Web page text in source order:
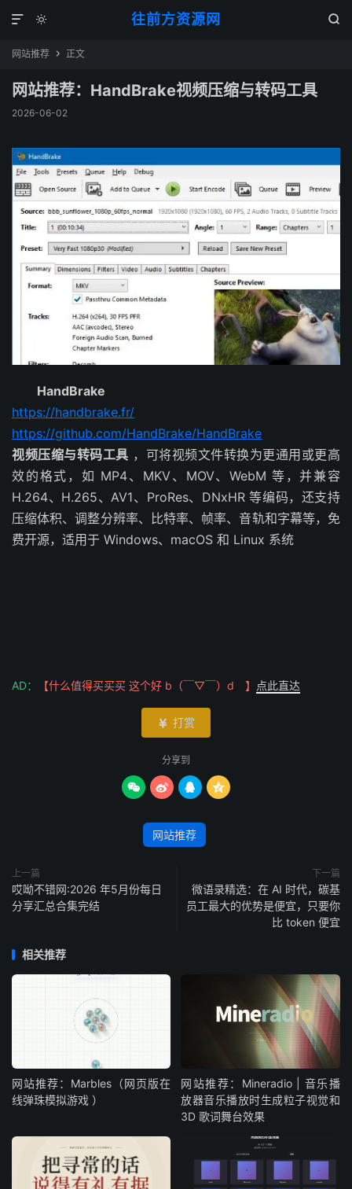
往前方资源网
 

网站推荐  正文
网站推荐：HandBrake视频压缩与转码工具
2026-06-02
HandBrake
https://handbrake.fr/
https://github.com/HandBrake/HandBrake
视频压缩与转码工具 ，可将视频文件转换为更通用或更高
效的格式，如 MP4、MKV、MOV、WebM 等，并兼容
H.264、H.265、AV1、ProRes、DNxHR 等编码，还支持
压缩体积、调整分辨率、比特率、帧率、音轨和字幕等，免
费开源，适用于 Windows、macOS 和 Linux 系统
AD： 【什么值得买买买 这个好 b（￣▽￣）d 】 点此直达
 打赏
分享到
   
网站推荐
上一篇
哎呦不错网:2026 年5月份每日
分享汇总合集完结
下一篇
微语录精选：在 AI 时代，碳基
员工最大的优势是便宜，只要你
比 token 便宜
相关推荐
网站推荐：Marbles（网页版在
线弹珠模拟游戏 ）
网站推荐：Mineradio | 音乐播
放器音乐播放时生成粒子视觉和
3D 歌词舞台效果